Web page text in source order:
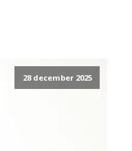
28 december 2025